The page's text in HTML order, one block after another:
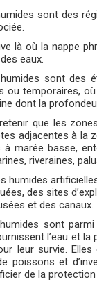
sont des
là où la nappe
eaux.
sont des
ou temporaires,
dont la
que les
adjacentes à la
marée basse,
riveraines,
humides
des sites
et des canaux.
sont
l’eau et
leur survie.
poissons et
de la